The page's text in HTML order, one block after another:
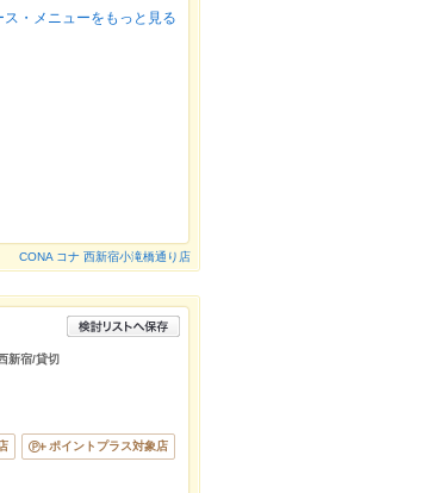
ス・メニューをもっと見る
CONA コナ 西新宿小滝橋通り店
新宿/貸切
ポイントプラス対象店